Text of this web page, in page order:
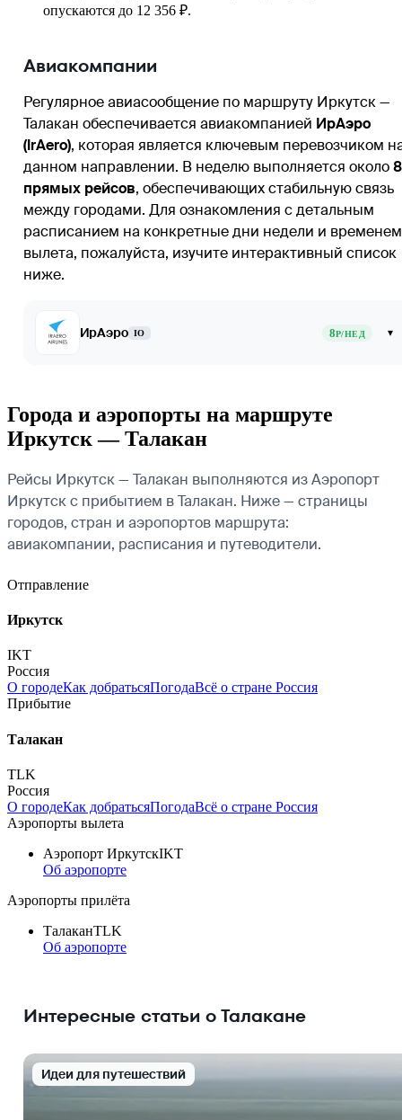
опускаются до 12 356 ₽.
Авиакомпании
Регулярное авиасообщение по маршруту Иркутск —
Талакан обеспечивается авиакомпанией ИрАэро
(IrAero), которая является ключевым перевозчиком
данном направлении. В неделю выполняется около8
прямых рейсов, обеспечивающих стабильную связь
между городами. Для ознакомления с детальным
расписанием на конкретные дни недели и временем
вылета, пожалуйста, изучите интерактивный список
ниже.
ИрАэро IO 8Р/НЕД ▾
Города и аэропорты на маршруте
Иркутск — Талакан
Рейсы Иркутск — Талакан выполняются из Аэропорт
Иркутск с прибытием в Талакан. Ниже — страницы
городов, стран и аэропортов маршрута:
авиакомпании, расписания и путеводители.
Отправление
Иркутск
IKT
Россия
О городеКак добратьсяПогодаВсё о стране Россия
Прибытие
Талакан
TLK
Россия
О городеКак добратьсяПогодаВсё о стране Россия
Аэропорты вылета
Аэропорт ИркутскIKT
Об аэропорте
Аэропорты прилёта
ТалаканTLK
Об аэропорте
Интересные статьи о Талакане
Идеи для путешествий